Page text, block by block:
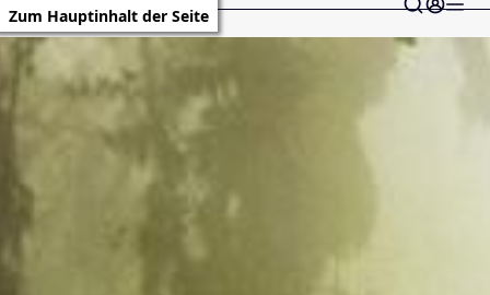
Zum Hauptinhalt der Seite